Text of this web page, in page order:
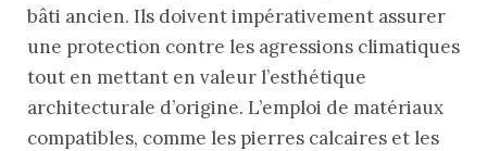
bâti ancien. Ils doivent impérativement assurer
une protection contre les agressions climatiques
tout en mettant en valeur l’esthétique
architecturale d’origine. L’emploi de matériaux
compatibles, comme les pierres calcaires et les